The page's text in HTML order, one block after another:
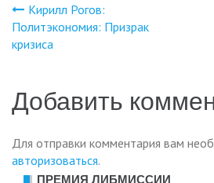
Навигация
по
записям
Кирилл Рогов:
Политэкономия: Призрак
кризиса
Добавить
Для отправки комментария вам
авторизоваться.
ПРЕМИЯ ЛИБМИССИИ